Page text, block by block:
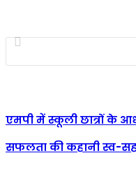
एमपी में स्कूली छात्रों के
सफलता की कहानी स्व-